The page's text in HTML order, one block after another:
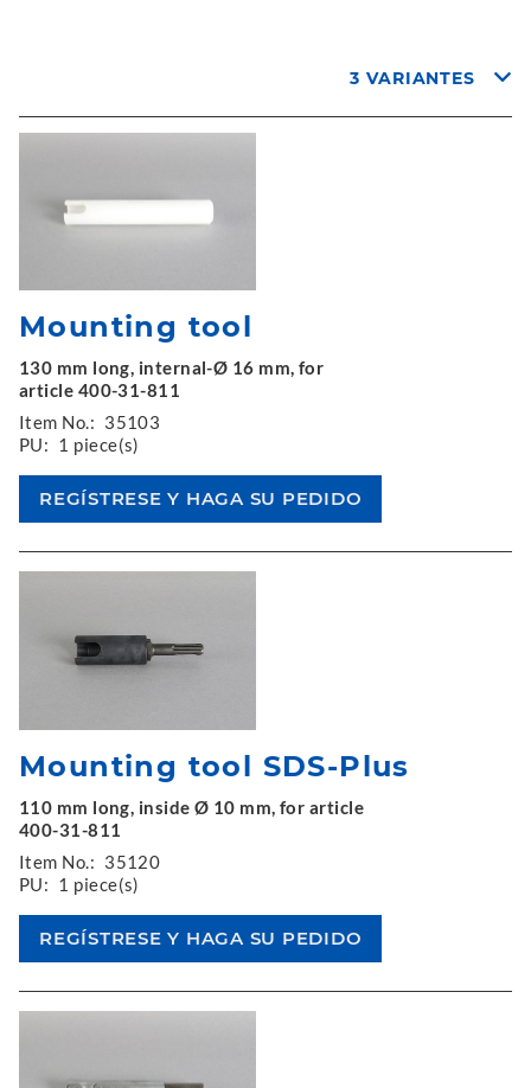
3 VARIANTES
Mounting tool
130 mm long, internal-Ø 16 mm, for
article 400-31-811
Item No.: 35103
PU: 1 piece(s)
Mounting tool SDS-Plus
110 mm long, inside Ø 10 mm, for article
400-31-811
Item No.: 35120
PU: 1 piece(s)